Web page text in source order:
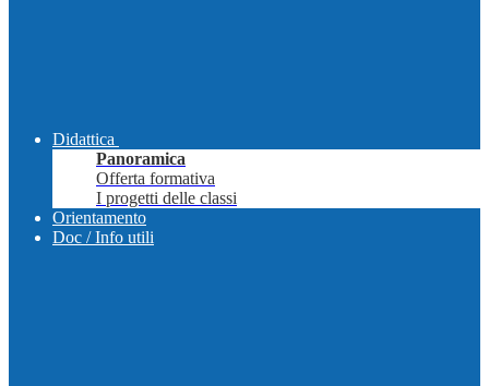
Didattica
Panoramica
Offerta formativa
I progetti delle classi
Orientamento
Doc / Info utili